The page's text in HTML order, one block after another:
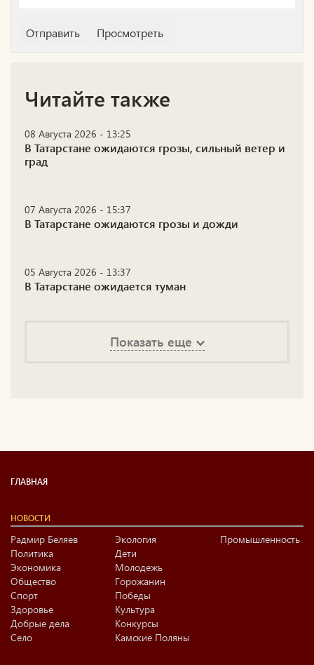
Читайте также
08 Августа 2026 - 13:25
В Татарстане ожидаются грозы, сильный ветер и
град
07 Августа 2026 - 15:37
В Татарстане ожидаются грозы и дожди
05 Августа 2026 - 13:37
В Татарстане ожидается туман
Показать еще
ГЛАВНАЯ
НОВОСТИ
Радмир Беляев
Политика
Экономика
Общество
Спорт
Здоровье
Добрые дела
Село
Экология
Дети
Молодежь
Горожанин
Победы
Культура
Конкурсы
Камские Поляны
Промышленность